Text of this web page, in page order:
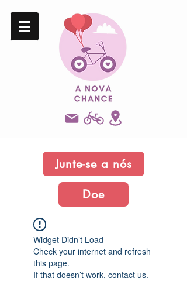
Junte-se a nós
Doe
Widget Didn’t Load
Check your internet and refresh
this page.
If that doesn’t work, contact us.